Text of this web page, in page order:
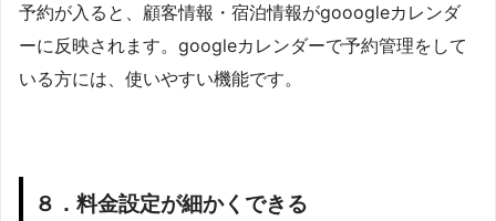
予約が入ると、顧客情報・宿泊情報がgooogleカレンダ
ーに反映されます。googleカレンダーで予約管理をして
いる方には、使いやすい機能です。
８．料金設定が細かくできる